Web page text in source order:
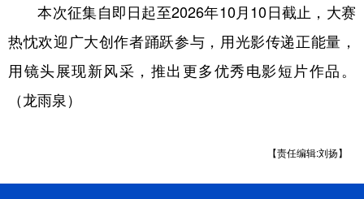
多语种频道
English Español Français عربى
Русский язык
本次征集自即日起至2026年10月10日截止，大赛
热忱欢迎广大创作者踊跃参与，用光影传递正能量，
用镜头展现新风采，推出更多优秀电影短片作品。
（龙雨泉）
【责任编辑:刘扬】